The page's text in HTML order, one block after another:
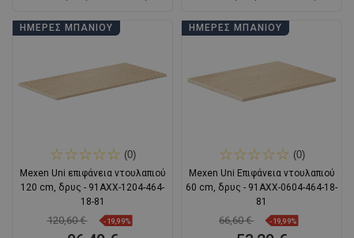
Στο καλάθι Στο καλάθι
ΗΜΈΡΕΣ ΜΠΆΝΙΟΥ
(0)
Mexen Uni επιφάνεια ντουλαπιού
120 cm, δρυς - 91AXX-1204-464-
18-81
120,60 € -19,99%
ΗΜΈΡΕΣ ΜΠΆΝΙΟΥ
(0)
Mexen Uni Επιφάνεια ντουλαπιού
60 cm, δρυς - 91AXX-0604-464-18-
81
66,60 € -19,99%